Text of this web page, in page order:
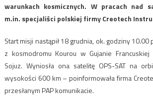
warunkach kosmicznych. W pracach nad
m.in. specjaliści polskiej firmy Creotech
Start misji nastąpił 18 grudnia, ok. godziny
z kosmodromu Kourou w Gujanie Francuskiej
Sojuz. Wyniosła ona satelitę OPS-SAT na
wysokości 600 km – poinformowała firma
przesłanym PAP komunikacie.